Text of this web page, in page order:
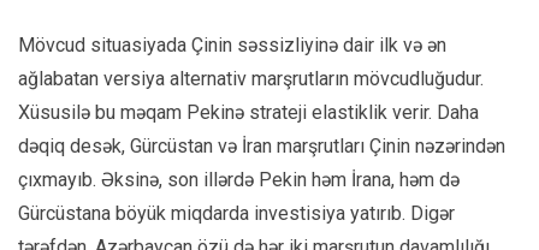
Mövcud situasiyada Çinin səssizliyinə dair ilk və ən
ağlabatan versiya alternativ marşrutların mövcudluğudur.
Xüsusilə bu məqam Pekinə strateji elastiklik verir. Daha
dəqiq desək, Gürcüstan və İran marşrutları Çinin nəzərindən
çıxmayıb. Əksinə, son illərdə Pekin həm İrana, həm də
Gürcüstana böyük miqdarda investisiya yatırıb. Digər